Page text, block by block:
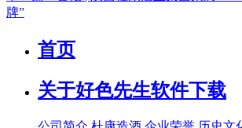
牌”
首页
关于好色先生软件下载